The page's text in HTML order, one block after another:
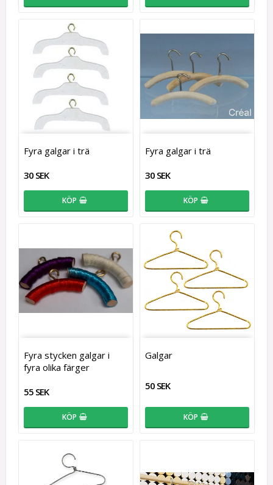
Fyra galgar i trä
30 SEK
KÖP
Fyra galgar i trä
30 SEK
KÖP
Fyra stycken galgar i
fyra olika färger
55 SEK
KÖP
Galgar
50 SEK
KÖP